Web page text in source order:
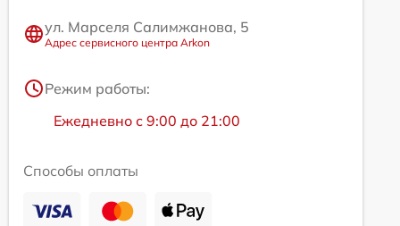
ул. Марселя Салимжанова, 5
Адрес сервисного центра Arkon
Режим работы:
Ежедневно с 9:00 до 21:00
Способы оплаты